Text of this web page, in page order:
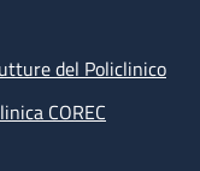
del Policlinico
COREC